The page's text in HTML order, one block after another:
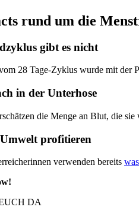
rund um die
gibt es nicht
28 Tage-Zyklus wurde mit der
in der Unterhose
die Menge an Blut, die
profitieren
verwenden bereits
DA